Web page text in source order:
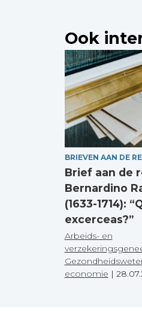
Ook
BRIEVEN AAN DE
Brief aan de
Bernardino
(1633-1714):
excerceas?”
Arbeids- en
economie |